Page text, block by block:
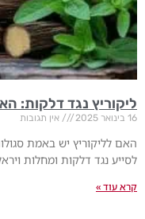
ליקוריץ נגד דלקות:
16 בינואר 2025 אין תגובות
האם לליקוריץ יש באמת
לסייע נגד דלקות ומחלות
קרא עוד »